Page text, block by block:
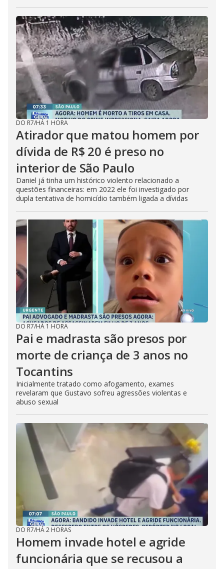
DO R7/HÁ 1 HORA
Atirador que matou homem por
dívida de R$ 20 é preso no
interior de São Paulo
Daniel já tinha um histórico violento relacionado a
questões financeiras: em 2022 ele foi investigado por
dupla tentativa de homicídio também ligada a dívidas
DO R7/HÁ 1 HORA
Pai e madrasta são presos por
morte de criança de 3 anos no
Tocantins
Inicialmente tratado como afogamento, exames
revelaram que Gustavo sofreu agressões violentas e
abuso sexual
DO R7/HÁ 2 HORAS
Homem invade hotel e agride
funcionária que se recusou a